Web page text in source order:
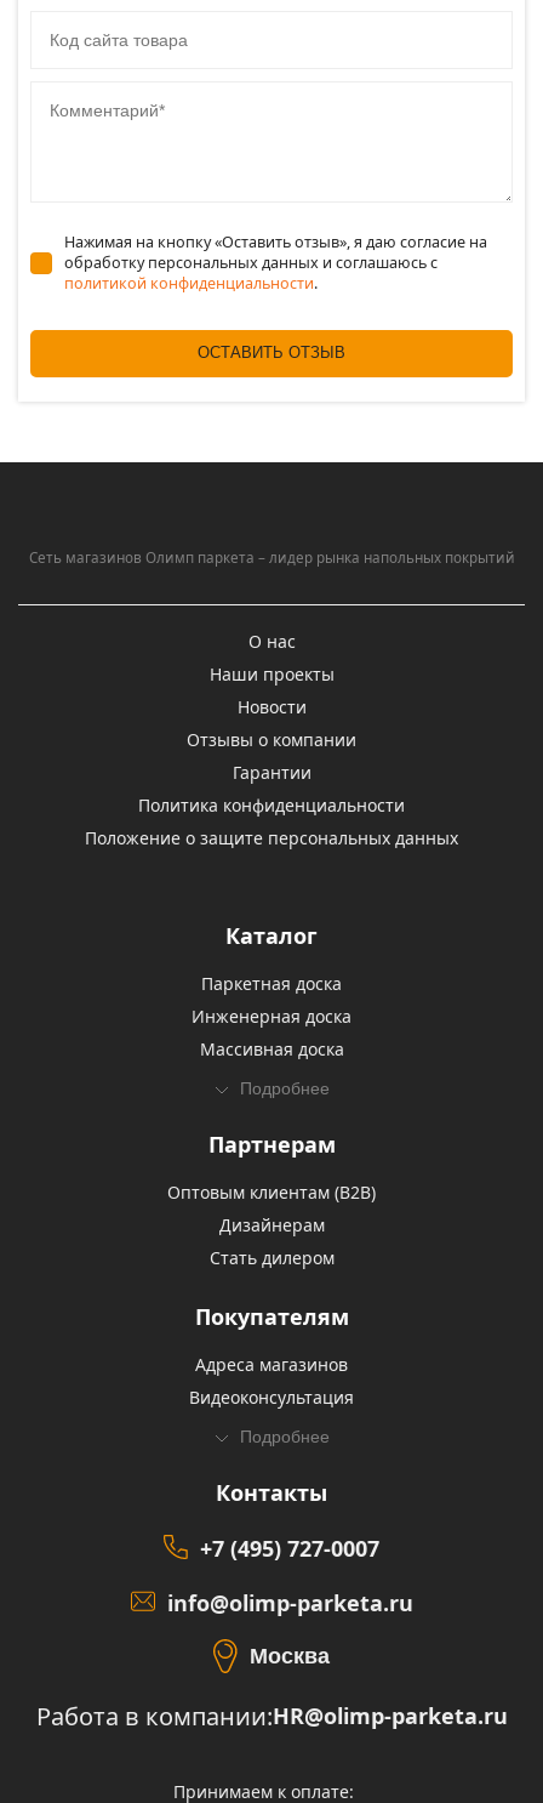
Нажимая на кнопку «Оставить отзыв», я даю согласие на
обработку персональных данных и соглашаюсь c
политикой конфиденциальности.
ОСТАВИТЬ ОТЗЫВ
Сеть магазинов Олимп паркета – лидер рынка напольных покрытий
О нас
Наши проекты
Новости
Отзывы о компании
Гарантии
Политика конфиденциальности
Положение о защите персональных данных
Каталог
Паркетная доска
Инженерная доска
Массивная доска
Подробнее
Партнерам
Оптовым клиентам (В2В)
Дизайнерам
Стать дилером
Покупателям
Адреса магазинов
Видеоконсультация
Подробнее
Контакты
+7 (495) 727-0007
info@olimp-parketa.ru
Москва
Работа в компании:HR@olimp-parketa.ru
Принимаем к оплате: